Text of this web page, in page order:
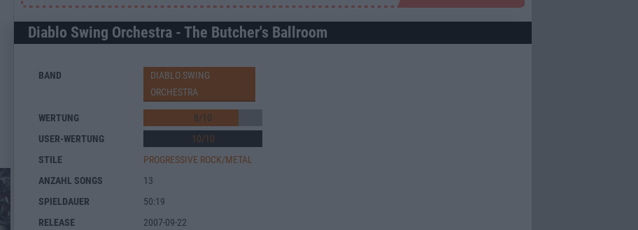
Diablo Swing Orchestra - The Butcher's Ballroom
BAND
DIABLO SWING
ORCHESTRA
WERTUNG 8/10
USER-WERTUNG
10/10
STILE
PROGRESSIVE ROCK/METAL
ANZAHL SONGS
13
SPIELDAUER
50:19
RELEASE
2007-09-22